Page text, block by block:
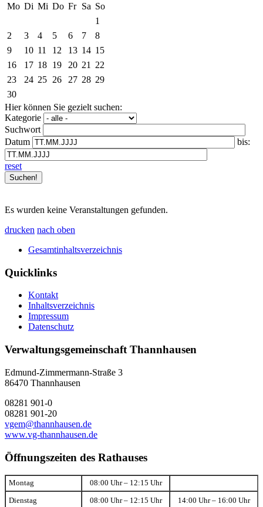
Mo Di Mi Do Fr Sa So
1
2
3 4 5 6 7
8
9
10 11 12 13 14 15
16
17 18 19 20 21
22
23
24 25 26 27 28 29
30
Hier können Sie gezielt suchen:
Kategorie
Suchwort
Datum
bis:
reset
Es wurden keine Veranstaltungen gefunden.
drucken nach oben
Gesamtinhaltsverzeichnis
Quicklinks
Kontakt
Inhaltsverzeichnis
Impressum
Datenschutz
Verwaltungsgemeinschaft Thannhausen
Edmund-Zimmermann-Straße 3
86470 Thannhausen
08281 901-0
08281 901-20
vgem@thannhausen.de
www.vg-thannhausen.de
Öffnungszeiten des Rathauses
Montag 08:00 Uhr – 12:15 Uhr
Dienstag 08:00 Uhr – 12:15 Uhr 14:00 Uhr – 16:00 Uhr